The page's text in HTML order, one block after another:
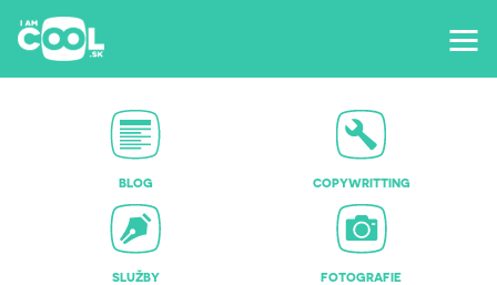
BLOG COPYWRITTING
SLUŽBY FOTOGRAFIE